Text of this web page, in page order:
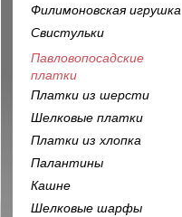
Филимоновская игрушка
Свистульки
Павловопосадские
платки
Платки из шерсти
Шелковые платки
Платки из хлопка
Палантины
Кашне
Шелковые шарфы